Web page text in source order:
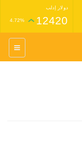
دولار إدلب
12420
4.72%